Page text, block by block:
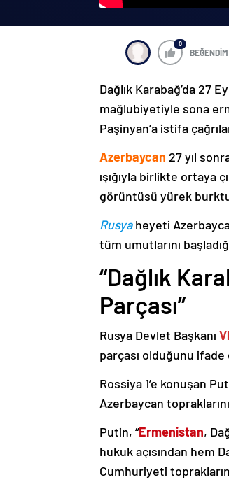
0
BEĞENDİM
Dağlık Karabağ’da 27
mağlubiyetiyle sona
Paşinyan’a istifa
Azerbaycan 27 yıl
ışığıyla birlikte ortaya
görüntüsü yürek
Rusyaheyeti
tüm umutlarını
“Dağlık
Parçası”
Rusya Devlet Başkanı
parçası olduğunu
Rossiya 1’e konuşan
Azerbaycan
Putin, “Ermenistan,
hukuk açısından hem
Cumhuriyeti